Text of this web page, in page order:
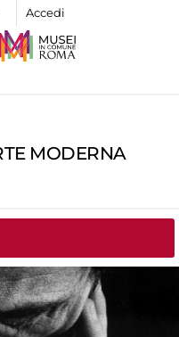
Accedi
MODERNA